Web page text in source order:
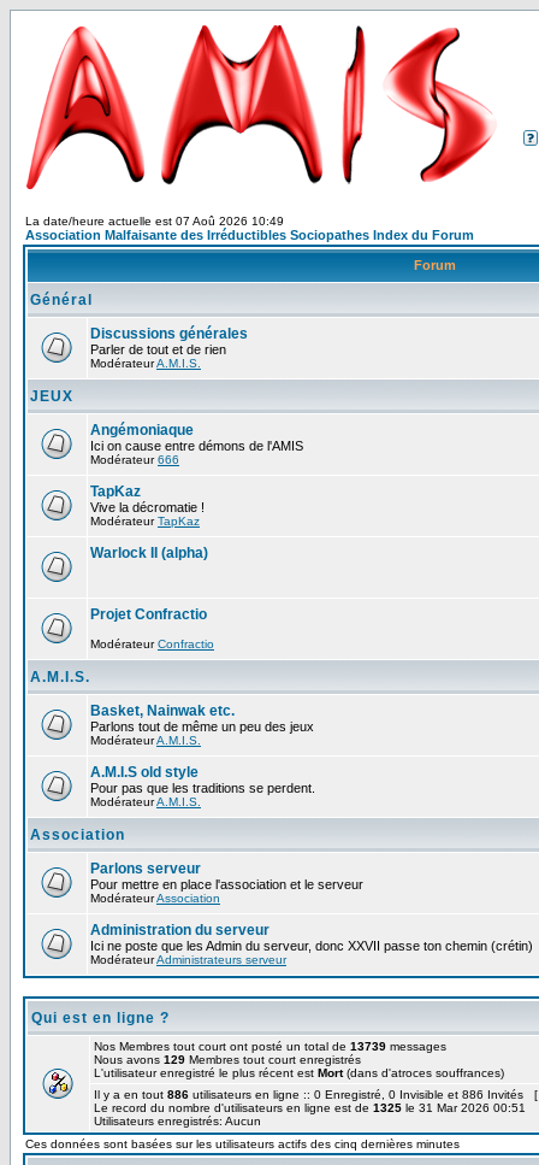
La date/heure actuelle est 07 Aoû 2026 10:49
Association Malfaisante des Irréductibles Sociopathes Index du Forum
Forum
Général
Discussions générales
Parler de tout et de rien
ModérateurA.M.I.S.
JEUX
Angémoniaque
Ici on cause entre démons de l'AMIS
Modérateur666
TapKaz
Vive la décromatie !
ModérateurTapKaz
Warlock II (alpha)
Projet Confractio
ModérateurConfractio
A.M.I.S.
Basket, Nainwak etc.
Parlons tout de même un peu des jeux
ModérateurA.M.I.S.
A.M.I.S old style
Pour pas que les traditions se perdent.
ModérateurA.M.I.S.
Association
Parlons serveur
Pour mettre en place l'association et le serveur
ModérateurAssociation
Administration du serveur
Ici ne poste que les Admin du serveur, donc XXVII passe ton chemin (crétin)
ModérateurAdministrateurs serveur
Qui est en ligne ?
Nos Membres tout court ont posté un total de 13739 messages
Nous avons 129 Membres tout court enregistrés
L'utilisateur enregistré le plus récent est Mort(dans d'atroces souffrances)
Il y a en tout 886 utilisateurs en ligne :: 0 Enregistré, 0 Invisible et 886 Invités [
Le record du nombre d'utilisateurs en ligne est de 1325 le 31 Mar 2026 00:51
Utilisateurs enregistrés: Aucun
Ces données sont basées sur les utilisateurs actifs des cinq dernières minutes